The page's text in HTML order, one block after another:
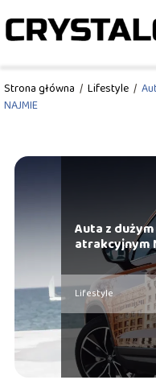
Strona główna / Lifestyle /
NAJMIE
Auta z
atrakcyjnym
Lifestyle